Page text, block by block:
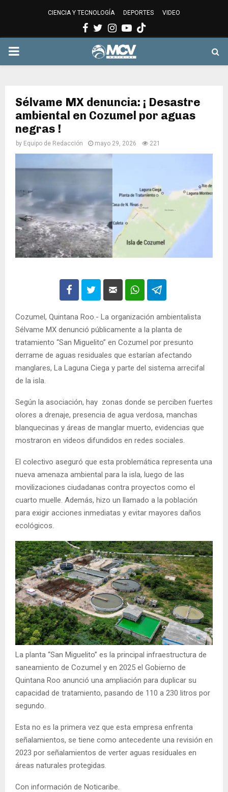
CIENCIA Y TECNOLOGÍA DEPORTES VIDEO
Facebook
Twitter
Instagram
Youtube
PRIMARY
Sélvame MX denuncia: ¡ Desastre
ambiental en Cozumel por aguas
negras !
by Equipo de Redacción mayo 29, 2026 221
Cozumel, Quintana Roo.- La organización ambientalista
Sélvame MX denunció públicamente a la planta de
tratamiento “San Miguelito” en Cozumel por presunto
derrame de aguas residuales que estarían afectando
manglares, La Laguna Ciega y parte del sistema arrecifal
de la isla.
Según la asociación, hay zonas donde se perciben fuertes
olores a drenaje, presencia de agua verdosa, manchas
blanquecinas y áreas de manglar muerto, evidencias que
mostraron en videos difundidos en redes sociales.
El colectivo aseguró que esta problemática representa una
nueva amenaza ambiental para la isla, luego de las
movilizaciones ciudadanas contra proyectos como el
cuarto muelle. Además, hizo un llamado a la población
para exigir acciones inmediatas y evitar mayores daños
ecológicos.
La planta “San Miguelito” es la principal infraestructura de
saneamiento de Cozumel y en 2025 el Gobierno de
Quintana Roo anunció una ampliación para duplicar su
capacidad de tratamiento, pasando de 110 a 230 litros por
segundo.
Esta no es la primera vez que esta empresa enfrenta
señalamientos, se tiene como antecedente una revisión en
2023 por señalamientos de verter aguas residuales en
áreas naturales protegidas.
Con información de Noticaribe.